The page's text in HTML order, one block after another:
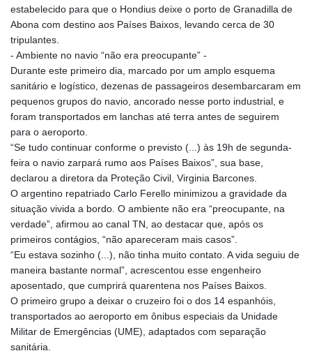
estabelecido para que o Hondius deixe o porto de Granadilla de
Abona com destino aos Países Baixos, levando cerca de 30
tripulantes.
- Ambiente no navio “não era preocupante” -
Durante este primeiro dia, marcado por um amplo esquema
sanitário e logístico, dezenas de passageiros desembarcaram em
pequenos grupos do navio, ancorado nesse porto industrial, e
foram transportados em lanchas até terra antes de seguirem
para o aeroporto.
“Se tudo continuar conforme o previsto (...) às 19h de segunda-
feira o navio zarpará rumo aos Países Baixos”, sua base,
declarou a diretora da Proteção Civil, Virginia Barcones.
O argentino repatriado Carlo Ferello minimizou a gravidade da
situação vivida a bordo. O ambiente não era “preocupante, na
verdade”, afirmou ao canal TN, ao destacar que, após os
primeiros contágios, “não apareceram mais casos”.
“Eu estava sozinho (...), não tinha muito contato. A vida seguiu de
maneira bastante normal”, acrescentou esse engenheiro
aposentado, que cumprirá quarentena nos Países Baixos.
O primeiro grupo a deixar o cruzeiro foi o dos 14 espanhóis,
transportados ao aeroporto em ônibus especiais da Unidade
Militar de Emergências (UME), adaptados com separação
sanitária.